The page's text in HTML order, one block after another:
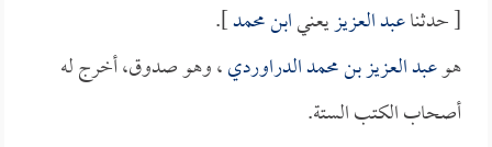
[ حدثناعبد العزيزيعنيابن محمد].
هوعبد العزيز بن محمد الدراوردي، وهو صدوق، أخرج له
أصحاب الكتب الستة.